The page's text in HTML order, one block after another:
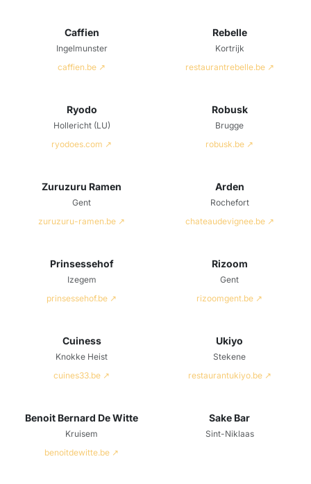
Caffien
Ingelmunster
caffien.be ↗
Rebelle
Kortrijk
restaurantrebelle.be ↗
Ryodo
Hollericht (LU)
ryodoes.com ↗
Robusk
Brugge
robusk.be ↗
Zuruzuru Ramen
Gent
zuruzuru-ramen.be ↗
Arden
Rochefort
chateaudevignee.be ↗
Prinsessehof
Izegem
prinsessehof.be ↗
Rizoom
Gent
rizoomgent.be ↗
Cuiness
Knokke Heist
cuines33.be ↗
Ukiyo
Stekene
restaurantukiyo.be ↗
Benoit Bernard De Witte
Kruisem
benoitdewitte.be ↗
Sake Bar
Sint-Niklaas